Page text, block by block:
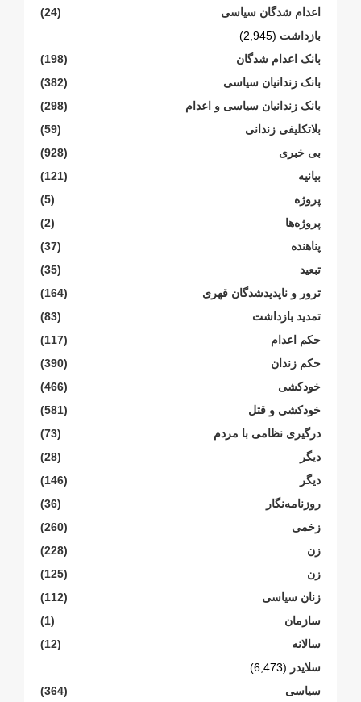
اعدام شدگان سیاسی
(24)
بازداشت (2,945)
بانک اعدام شدگان
(198)
بانک زندانیان سیاسی
(382)
بانک زندانیان سیاسی و اعدام
(298)
بلاتکلیفی زندانی
(59)
بی خبری
(928)
بیانیە
(121)
پروژە
(5)
پروژەها
(2)
پناهنده
(37)
تبعید
(35)
ترور و ناپدیدشدگان قهری
(164)
تمدید بازداشت
(83)
حکم اعدام
(117)
حکم زندان
(390)
خودکشی
(466)
خودکشی و قتل
(581)
درگیری نظامی با مردم
(73)
دیگر
(28)
دیگر
(146)
روزنامەنگار
(36)
زخمی
(260)
زن
(228)
زن
(125)
زنان سیاسی
(112)
سازمان
(1)
سالانە
(12)
سلایدر (6,473)
سیاسی
(364)